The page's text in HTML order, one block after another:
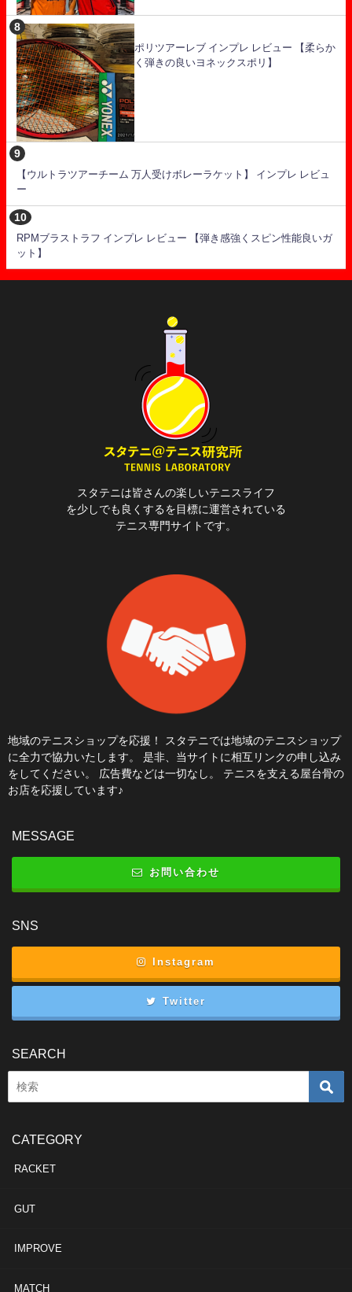
ポリツアーレブ インプレ レビュー 【柔らか
く弾きの良いヨネックスポリ】
【ウルトラツアーチーム 万人受けボレーラケット】 インプレ レビュ
ー
RPMブラストラフ インプレ レビュー 【弾き感強くスピン性能良いガ
ット】
スタテニは皆さんの楽しいテニスライフ
を少しでも良くするを目標に運営されている
テニス専門サイトです。
地域のテニスショップを応援！ スタテニでは地域のテニスショップ
に全力で協力いたします。 是非、当サイトに相互リンクの申し込み
をしてください。 広告費などは一切なし。 テニスを支える屋台骨の
お店を応援しています♪
MESSAGE
お問い合わせ
SNS
Instagram
Twitter
SEARCH
CATEGORY
RACKET
GUT
IMPROVE
MATCH